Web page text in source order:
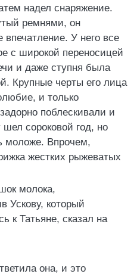
надел снаряжение.
ремнями, он
У него все
с широкой переносицей
и даже ступня была
Крупные черты его лица
и только
поблескивали и
сороковой год, но
моложе. Впрочем,
жестких рыжеватых
молока,
Ускову, который
к Татьяне, сказал на
она, и это